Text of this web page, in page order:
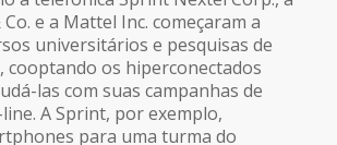
e a Mattel Inc. começaram a
universitários e pesquisas de
cooptando os hiperconectados
las com suas campanhas de
A Sprint, por exemplo,
para uma turma do